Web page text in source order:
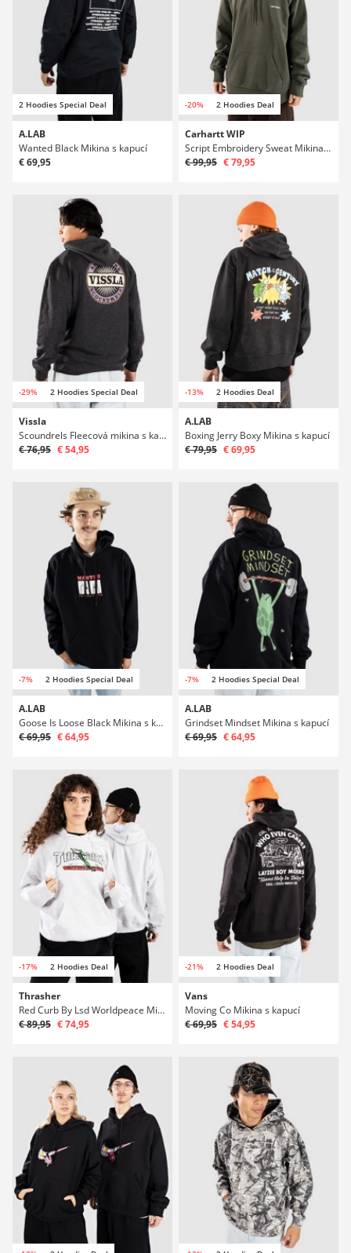
2 Hoodies Special Deal
A.LAB
Wanted Black Mikina s kapucí
€ 69,95
-20% 2 Hoodies Deal
Carhartt WIP
Script Embroidery Sweat Mikina s kapucí
€ 99,95 € 79,95
-29% 2 Hoodies Special Deal
Vissla
Scoundrels Fleecová mikina s kapucí
€ 76,95 € 54,95
-13% 2 Hoodies Deal
A.LAB
Boxing Jerry Boxy Mikina s kapucí
€ 79,95 € 69,95
-7% 2 Hoodies Special Deal
A.LAB
Goose Is Loose Black Mikina s kapucí
€ 69,95 € 64,95
-7% 2 Hoodies Special Deal
A.LAB
Grindset Mindset Mikina s kapucí
€ 69,95 € 64,95
-17% 2 Hoodies Deal
Thrasher
Red Curb By Lsd Worldpeace Mikina s kapucí
€ 89,95 € 74,95
-21% 2 Hoodies Deal
Vans
Moving Co Mikina s kapucí
€ 69,95 € 54,95